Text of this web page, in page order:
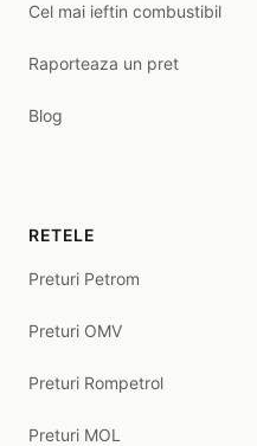
Cel mai ieftin combustibil
Raporteaza un pret
Blog
RETELE
Preturi Petrom
Preturi OMV
Preturi Rompetrol
Preturi MOL